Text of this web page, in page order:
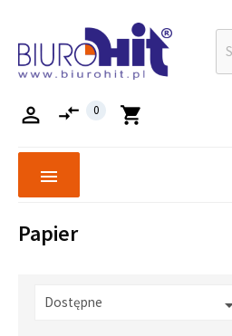
shopping_cart
compare_arrows 0

menu
Papier
Dostępne